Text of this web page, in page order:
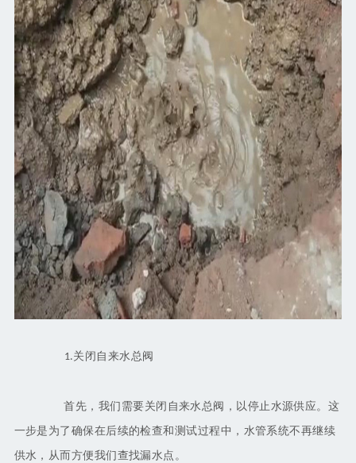
1.关闭自来水总阀
首先，我们需要关闭自来水总阀，以停止水源供应。这
一步是为了确保在后续的检查和测试过程中，水管系统不再继续
供水，从而方便我们查找漏水点。